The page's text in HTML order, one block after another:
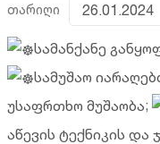
თარიღი 26.01.2024
სამანქანე
სამუშაო
უსაფრთხო მუშაობა;
აწევის ტექნიკის და